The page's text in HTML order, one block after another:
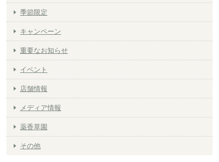
季節限定
キャンペーン
重要なお知らせ
イベント
店舗情報
メディア情報
薬香草園
その他